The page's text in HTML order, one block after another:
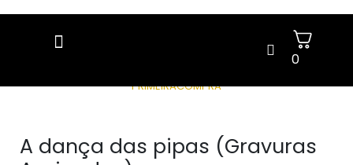
PRIMEIRACOMPRA
0
A dança das pipas (Gravuras